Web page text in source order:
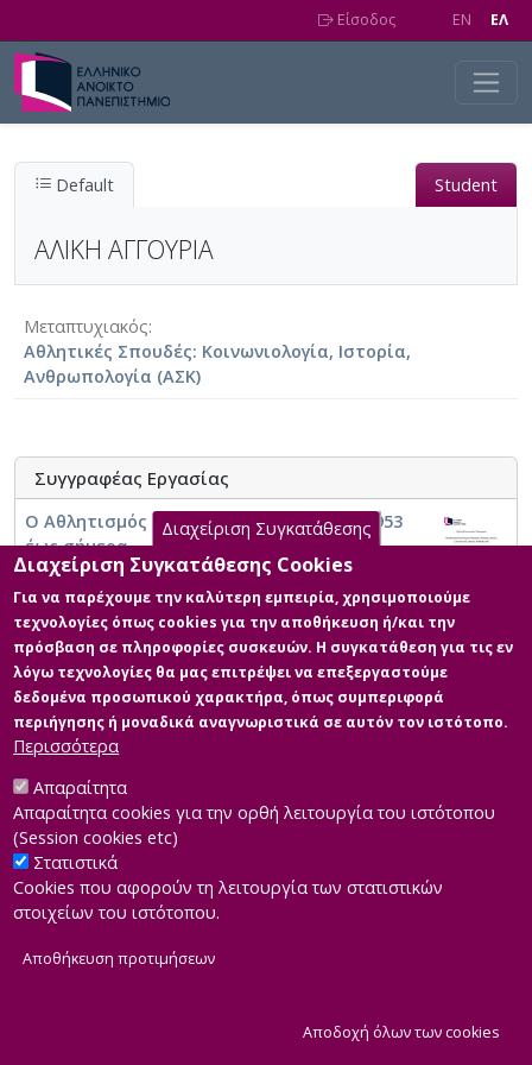
Είσοδος EN EΛ
Default Student
ΑΛΙΚΗ ΑΓΓΟΥΡΙΑ
Μεταπτυχιακός
Αθλητικές Σπουδές: Κοινωνιολογία, Ιστορία,
Ανθρωπολογία (ΑΣΚ)
Συγγραφέας Εργασίας
Ο Αθλητισμός στην Κεφαλονιά από το 1953
έως σήμερα
Developed byINTEROPTICS
Διαχείριση Συγκατάθεσης
Διαχείριση Συγκατάθεσης Cookies
Για να παρέχουμε την καλύτερη εμπειρία, χρησιμοποιούμε
τεχνολογίες όπως cookies για την αποθήκευση ή/και την
πρόσβαση σε πληροφορίες συσκευών. Η συγκατάθεση για τις εν
λόγω τεχνολογίες θα μας επιτρέψει να επεξεργαστούμε
δεδομένα προσωπικού χαρακτήρα, όπως συμπεριφορά
περιήγησης ή μοναδικά αναγνωριστικά σε αυτόν τον ιστότοπο.
Περισσότερα
Απαραίτητα
Απαραίτητα cookies για την ορθή λειτουργία του ιστότοπου
(Session cookies etc)
Στατιστικά
Cookies που αφορούν τη λειτουργία των στατιστικών
στοιχείων του ιστότοπου.
Αποθήκευση προτιμήσεων
Αποδοχή όλων των cookies